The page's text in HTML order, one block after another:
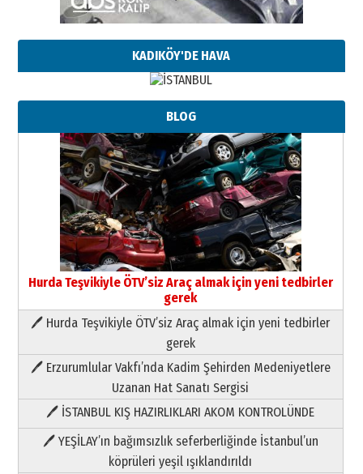
KADIKÖY'DE HAVA
BLOG
Hurda Teşvikiyle ÖTV’siz Araç almak için yeni tedbirler
gerek
🖊 Hurda Teşvikiyle ÖTV’siz Araç almak için yeni tedbirler
gerek
🖊 Erzurumlular Vakfı’nda Kadim Şehirden Medeniyetlere
Uzanan Hat Sanatı Sergisi
🖊 İSTANBUL KIŞ HAZIRLIKLARI AKOM KONTROLÜNDE
🖊 YEŞİLAY’ın bağımsızlık seferberliğinde İstanbul’un
köprüleri yeşil ışıklandırıldı
Paranın Aile Kültüründeki Yeri
03 Ağustos 2026 Pazartesi
Yıldırım Gündoğdu
HAVVA’NIN ÜÇ KIZI
09 Temmuz 2026 Perşembe